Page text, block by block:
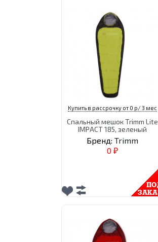
Купить в рассрочку от 0 р/ 3 мес
Спальный мешок Trimm Lite
IMPACT 185, зеленый
Бренд: Trimm
0 ₽